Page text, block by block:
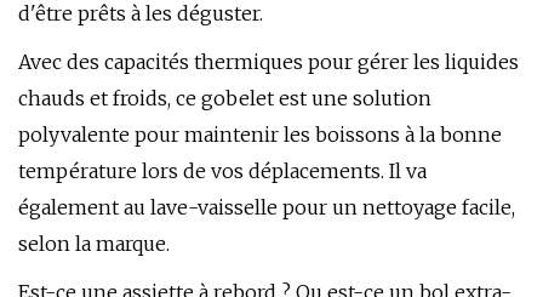
d'être prêts à les déguster.
Avec des capacités thermiques pour gérer les liquides
chauds et froids, ce gobelet est une solution
polyvalente pour maintenir les boissons à la bonne
température lors de vos déplacements. Il va
également au lave-vaisselle pour un nettoyage facile,
selon la marque.
Est-ce une assiette à rebord ? Ou est-ce un bol extra-